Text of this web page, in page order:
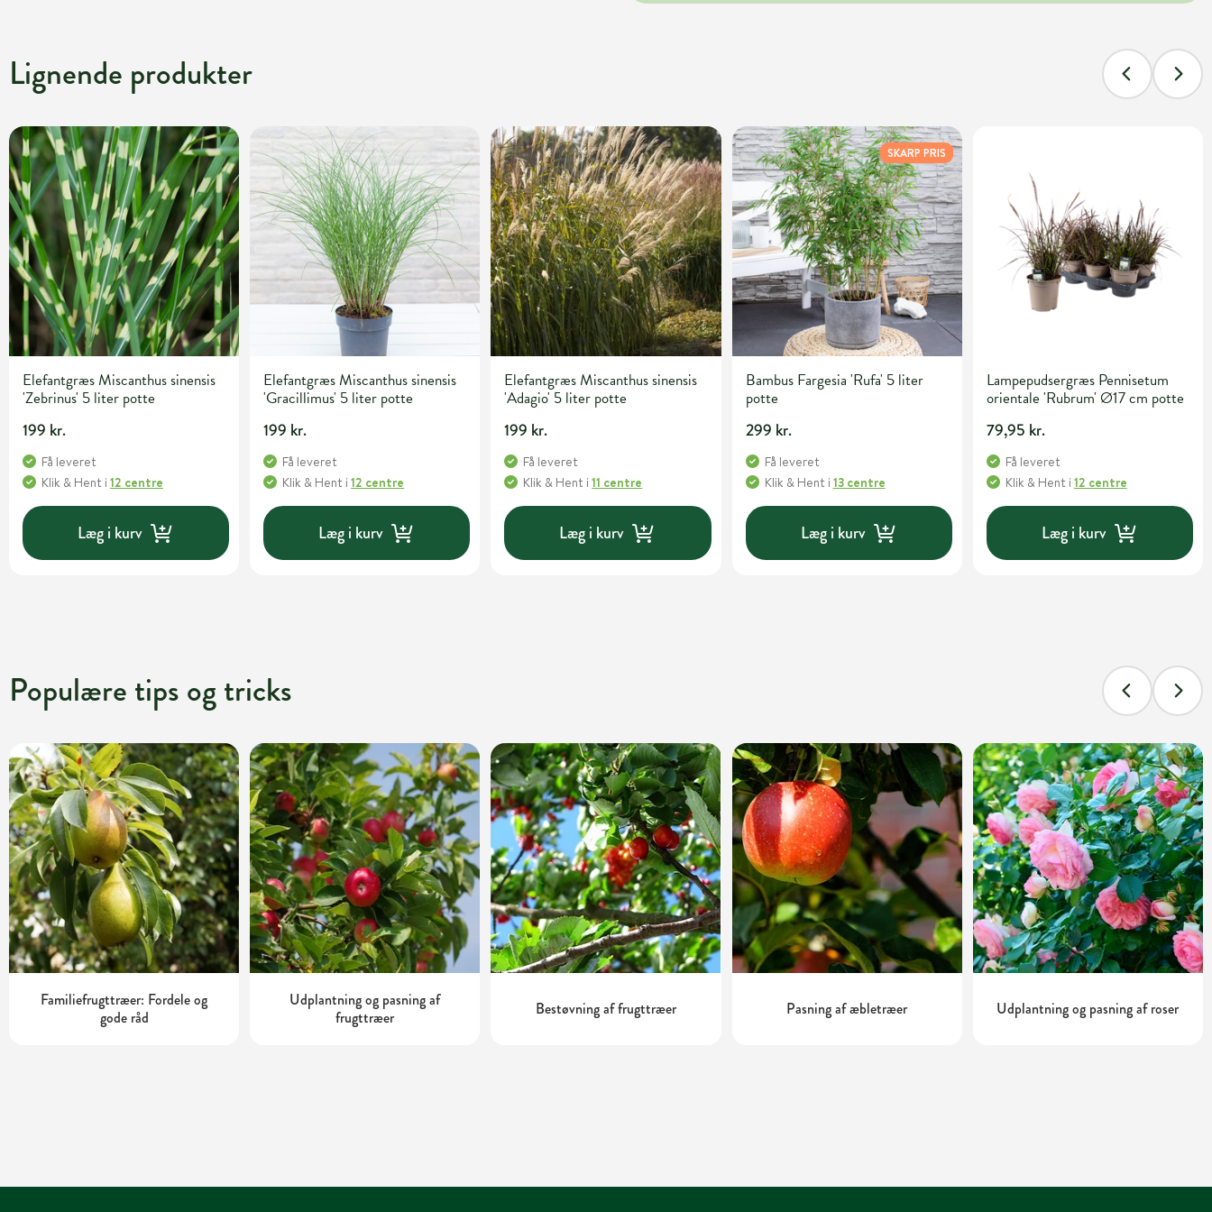
Lignende produkter
Elefantgræs Miscanthus sinensis
'Zebrinus' 5 liter potte
199 kr.
Få leveret
Klik & Hent i 12 centre
Læg i kurv
Elefantgræs Miscanthus sinensis
'Gracillimus' 5 liter potte
199 kr.
Få leveret
Klik & Hent i12 centre
Læg i kurv
Elefantgræs Miscanthus sinensis
'Adagio' 5 liter potte
199 kr.
Få leveret
Klik & Hent i11 centre
Læg i kurv
SKARP PRIS
Bambus Fargesia 'Rufa' 5 liter
potte
299 kr.
Få leveret
Klik & Hent i 13 centre
Læg i kurv
Lampepudsergræs Pennisetum
orientale 'Rubrum' Ø17 cm potte
79,95 kr.
Få leveret
Klik & Hent i 12 centre
Læg i kurv
Populære tips og tricks
Familiefrugttræer: Fordele og
gode råd
Udplantning og pasning af
frugttræer
Bestøvning af frugttræer Pasning af æbletræer Udplantning og pasning af roser